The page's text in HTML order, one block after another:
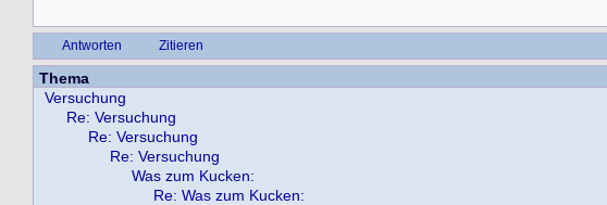
Antworten Zitieren
Thema
Versuchung
Re: Versuchung
Re: Versuchung
Re: Versuchung
Was zum Kucken:
Re: Was zum Kucken: